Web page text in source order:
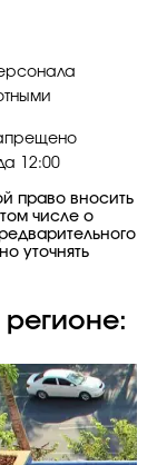
12:00
право вносить
числе о
уточнять